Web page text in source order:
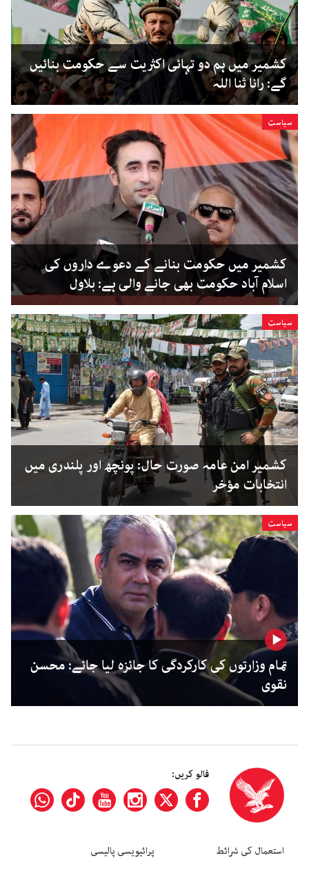
کشمیر میں ہم دو تہائی اکثریت سے حکومت بنائیں
گے: رانا ثنا اللہ
سیاست
کشمیر میں حکومت بنانے کے دعوے داروں کی
اسلام آباد حکومت بھی جانے والی ہے: بلاول
سیاست
کشمیر امن عامہ صورت حال: پونچھ اور پلندری میں
انتخابات مؤخر
سیاست
تمام وزارتوں کی کارکردگی کا جائزہ لیا جائے: محسن
نقوی
فالو کریں:
استعمال کی شرائط پرائیویسی پالیسی